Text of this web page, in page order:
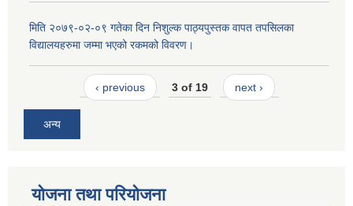
मिति २०७९-०२-०९ गतेका दिन निशुल्क पाठ्यपुस्तक वापत तपसिलका
विद्यालयहरुमा जम्मा भएको रकमको विवरण।
‹ previous 3 of 19 next ›
अन्य
योजना तथा परियोजना